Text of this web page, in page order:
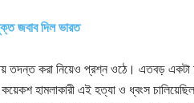
জবাব দিল ভারত
তদন্ত করা নিয়েও প্রশ্ন ওঠে। এতবড়
হামলাকারী এই হত্যা ও ধ্বংস